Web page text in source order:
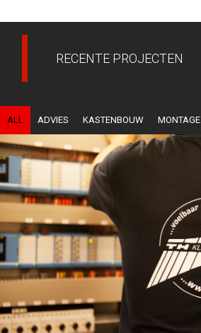
RECENTE PROJECTEN
ALL ADVIES KASTENBOUW MONTAGE